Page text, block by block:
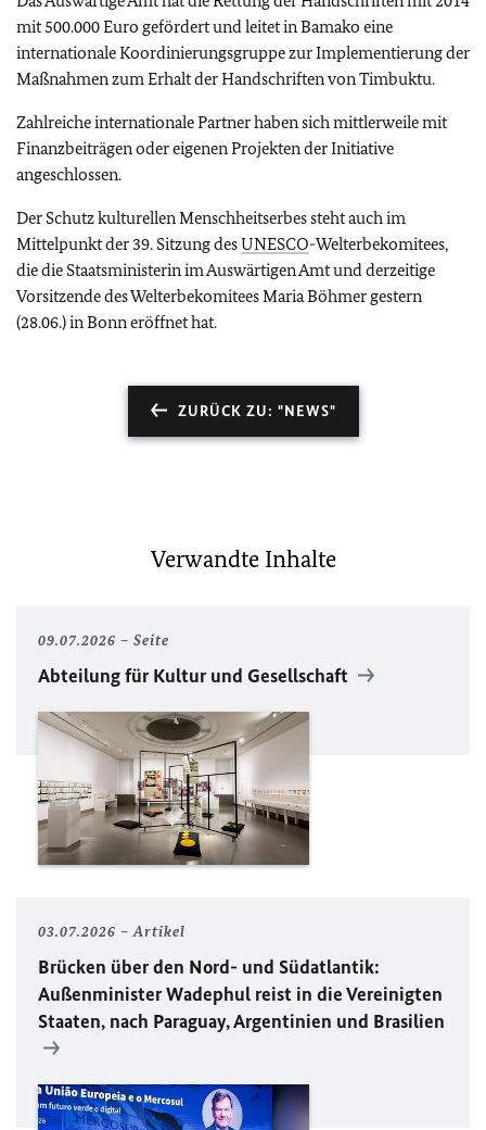
mit 500.000 Euro gefördert und leitet in Bamako eine
internationale Koordinierungsgruppe zur Implementierung der
Maßnahmen zum Erhalt der Handschriften von Timbuktu.
Zahlreiche internationale Partner haben sich mittlerweile mit
Finanzbeiträgen oder eigenen Projekten der Initiative
angeschlossen.
Der Schutz kulturellen Menschheitserbes steht auch im
Mittelpunkt der 39. Sitzung desUNESCO-Welterbekomitees,
die die Staatsministerin im Auswärtigen Amt und derzeitige
Vorsitzende des Welterbekomitees Maria Böhmer gestern
(28.06.) in Bonn eröffnet hat.
ZURÜCK ZU: "NEWS"
Verwandte Inhalte
09.07.2026 Seite
Abteilung für Kultur und Gesellschaft
03.07.2026 Artikel
Brücken über den Nord- und Südatlantik:
Außenminister Wadephul reist in die Vereinigten
Staaten, nach Paraguay, Argentinien und Brasilien